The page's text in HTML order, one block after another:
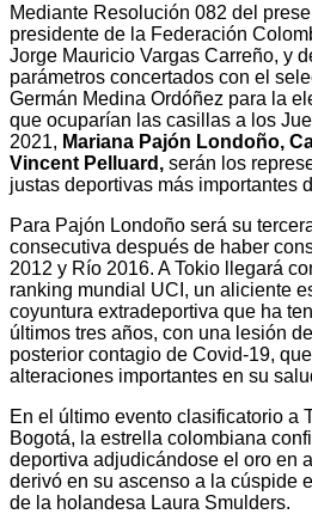
Mediante Resolución 082 del
presidente de la Federación
Jorge Mauricio Vargas Carreño, y
parámetros concertados con el
Germán Medina Ordóñez para la
que ocuparían las casillas a los
2021, Mariana Pajón Londoño,
Vincent Pelluard, serán los
justas deportivas más importantes
Para Pajón Londoño será su
consecutiva después de haber
2012 y Río 2016. A Tokio llegará
ranking mundial UCI, un aliciente
coyuntura extradeportiva que ha
últimos tres años, con una lesión
posterior contagio de Covid-19,
alteraciones importantes en su
En el último evento clasificatorio a
Bogotá, la estrella colombiana
deportiva adjudicándose el oro en
derivó en su ascenso a la cúspide
de la holandesa Laura Smulders.